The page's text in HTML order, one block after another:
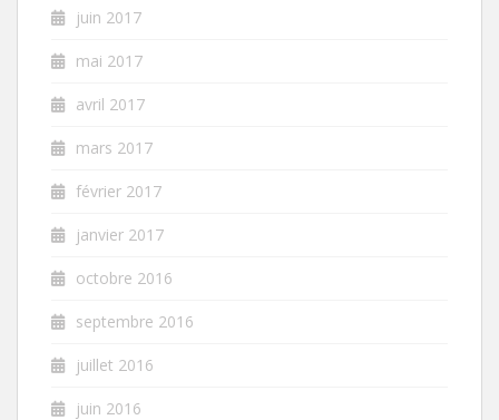
juin 2017
mai 2017
avril 2017
mars 2017
février 2017
janvier 2017
octobre 2016
septembre 2016
juillet 2016
juin 2016